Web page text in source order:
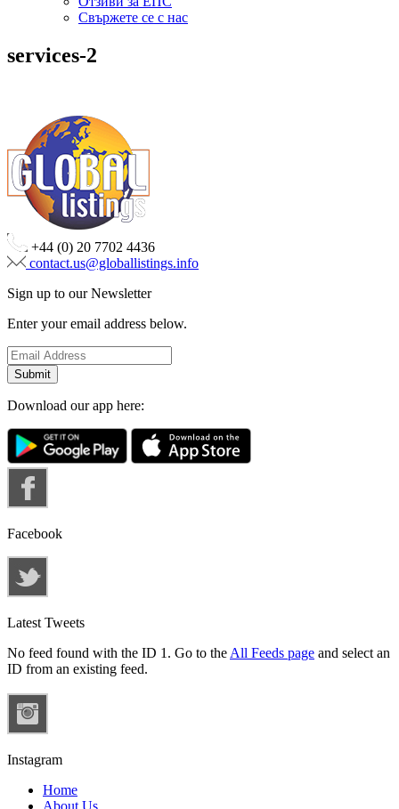
Свържете се с нас
services-2
+44 (0) 20 7702 4436
contact.us@globallistings.info
Sign up to our Newsletter
Enter your email address below.
Download our app here:
Facebook
Latest Tweets
No feed found with the ID 1. Go to the All Feeds page and select an
ID from an existing feed.
Instagram
Home
About Us